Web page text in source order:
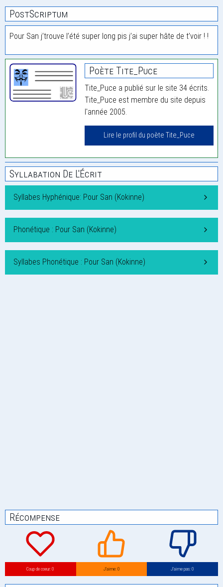
PostScriptum
Pour San j’trouve l’été super long pis j’ai super hâte de t’voir ! !
Poète Tite_Puce
Tite_Puce a publié sur le site 34 écrits.
Tite_Puce est membre du site depuis
l'année 2005.
Lire le profil du poète Tite_Puce
Syllabation De L'Écrit
Syllabes Hyphénique: Pour San (Kokinne)
Phonétique : Pour San (Kokinne)
Syllabes Phonétique : Pour San (Kokinne)
Récompense
Coup de coeur: 0 J’aime: 0 J’aime pas: 0